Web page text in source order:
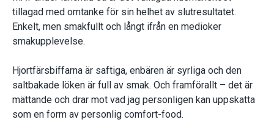
tillagad med omtanke för sin helhet av slutresultatet.
Enkelt, men smakfullt och långt ifrån en medioker
smakupplevelse.
Hjortfärsbiffarna är saftiga, enbären är syrliga och den
saltbakade löken är full av smak. Och framförallt – det är
mättande och drar mot vad jag personligen kan uppskatta
som en form av personlig comfort-food.